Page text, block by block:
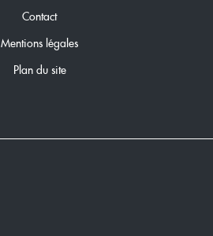
Contact
Mentions légales
Plan du site